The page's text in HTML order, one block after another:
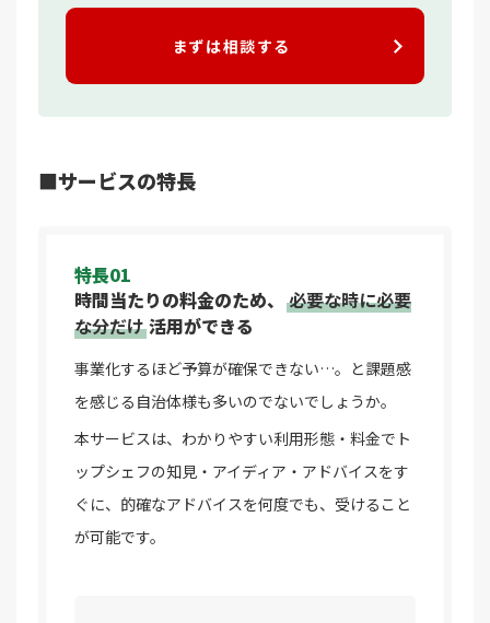
まずは相談する
■サービスの特長
特長01
時間当たりの料金のため、 必要な時に必要
な分だけ活用ができる
事業化するほど予算が確保できない…。と課題感
を感じる自治体様も多いのでないでしょうか。
本サービスは、わかりやすい利用形態・料金でト
ップシェフの知見・アイディア・アドバイスをす
ぐに、的確なアドバイスを何度でも、受けること
が可能です。